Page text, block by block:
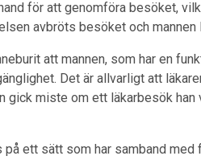
för att genomföra besöket,
avbröts besöket och mannen
att mannen, som har en
Det är allvarligt att
miste om ett läkarbesök han
ett sätt som har samband med